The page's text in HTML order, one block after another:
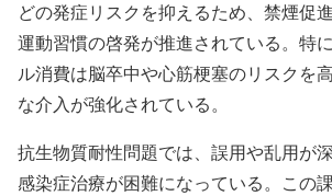
どの発症リスクを抑えるため、禁煙促
運動習慣の啓発が推進されている。特
ル消費は脳卒中や心筋梗塞のリスクを
な介入が強化されている。
抗生物質耐性問題では、誤用や乱用が
感染症治療が困難になっている。この